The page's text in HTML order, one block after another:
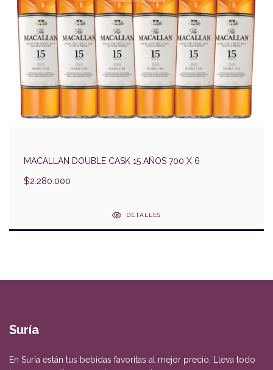
MACALLAN DOUBLE CASK 15 AÑOS 700 X 6
$2.280.000
DETALLES
Suría
En Suría están tus bebidas favoritas al mejor precio. Lleva todo